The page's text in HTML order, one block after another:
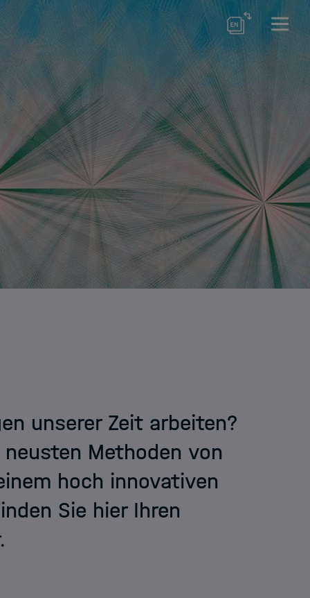
Schools
unserer Zeit arbeiten?
Methoden von
hoch innovativen
Sie hier Ihren